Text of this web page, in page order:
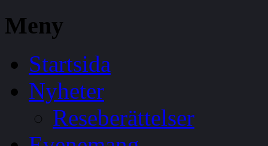
Meny
Startsida
Nyheter
Reseberättelser